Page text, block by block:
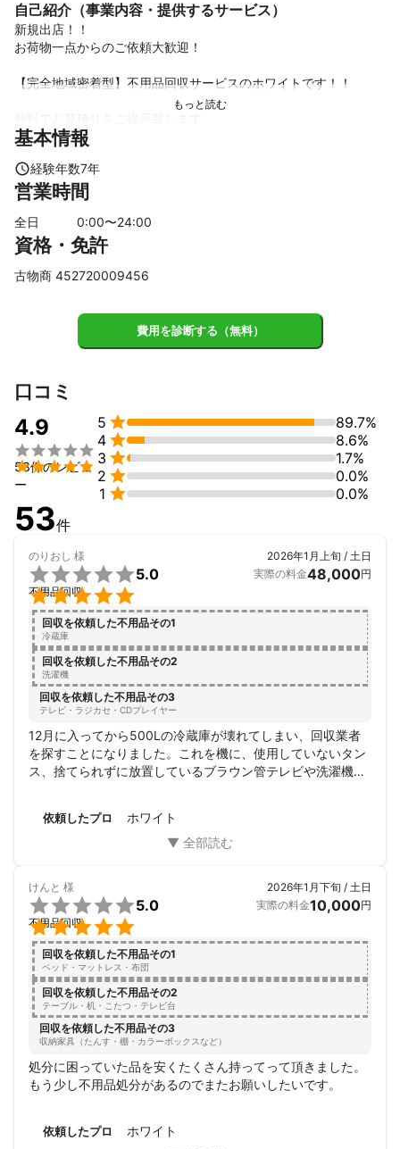
自己紹介（事業内容・提供するサービス）
新規出店！！
お荷物一点からのご依頼大歓迎！
【完全地域密着型】不用品回収サービスのホワイトです！！
◇見積もり外の追加料金一切なし
◇夜間対応可能
◇商品買取で値引き可能
【買取可能品】
大手リユース企業勤務の経験により幅広く買取可能です！！
可能ですので、皆様に大変ご満足頂いております！！
お忙しい中閲覧ありがとうございます
分別ができていない、ご近所さんに迷惑をかけたくない等お客様
お客様にやっていただきたいことは、処分してほしいものの選
別、作業時間の指定のみになります。
ゴミの分別、フローリングや壁の保護、ご近所さんへのご挨拶、
お荷物移動後に出てくるホコリなどの清掃お任せください。
「依頼してよかった」と思える仕事を徹底しています。
基本情報
経験年数7年
営業時間
全日 0:00〜24:00
資格・免許
古物商 452720009456
費用を診断する（無料）
口コミ
4.9


53件のレビュ
ー
5 
89.7%
4 
8.6%
3 
1.7%
2 
0.0%
1  0.0%
53件
のりおし 様


5.0
不用品回収
2026年1月上旬 / 土日
実際の料金48,000円
回収を依頼した不用品その1
冷蔵庫
回収を依頼した不用品その2
洗濯機
回収を依頼した不用品その3
テレビ・ラジカセ・CDプレイヤー
12月に入ってから500Lの冷蔵庫が壊れてしまい、回収業者
を探すことになりました。これを機に、使用していないタン
ス、捨てられずに放置しているブラウン管テレビや洗濯機な
始の作業が可能な業者が限られていました。加えて、回収品
の寸法など詳細情報を提示すると、各社の見積金額が一気に
日を決定した後、チャットでのやりとりを重ねるうちに不安
はなくなりました。そして、年始のUターンラッシュの中、
神志那さんと田村さんのお二方がいらっしゃって、テキパキ
と作業していただきました。天候に恵まれたこともあり、前
日の夜にマンションの上層階の部屋からエレベーターまでの
通路に回収対象品をできるだけ並べておいたのですが、100k
gを超える冷蔵庫にはさすがに苦戦。何とか玄関までは移動
させられましたが、後は当日の作業でご対応いただくことに
しました。少しだけお手伝いさせていただきましたが、お二
ば30分程度ですべての搬出、トラックへの積み込みを完了。
作業が丁寧なだけでなく、「まだ積めるので、何かあれば持
ったです。ホワイト様にお願いしてよかったなと思いまし
依頼したプロ ホワイト
けんと 様


5.0
不用品回収
2026年1月下旬 / 土日
実際の料金10,000円
回収を依頼した不用品その1
ベッド・マットレス・布団
回収を依頼した不用品その2
テーブル・机・こたつ・テレビ台
回収を依頼した不用品その3
収納家具（たんす・棚・カラーボックスなど）
処分に困っていた品を安くたくさん持ってって頂きました。
もう少し不用品処分があるのでまたお願いしたいです。
依頼したプロ ホワイト